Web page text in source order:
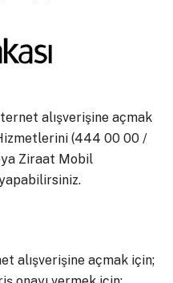
alışverişine açmak
(444 00 00 /
Ziraat Mobil
alışverişine açmak için;